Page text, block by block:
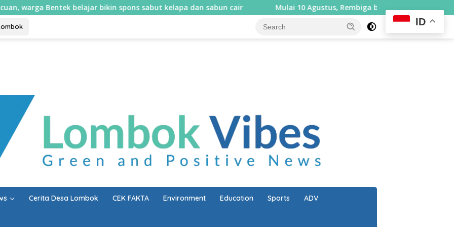
bikin spons sabut kelapa dan sabun cair Mulai 10 Agustus, Rembiga berlakukan sistem satu arah selama
Cerita Desa Lombok CEK FAKTA Environment Education Sports ADV
ID